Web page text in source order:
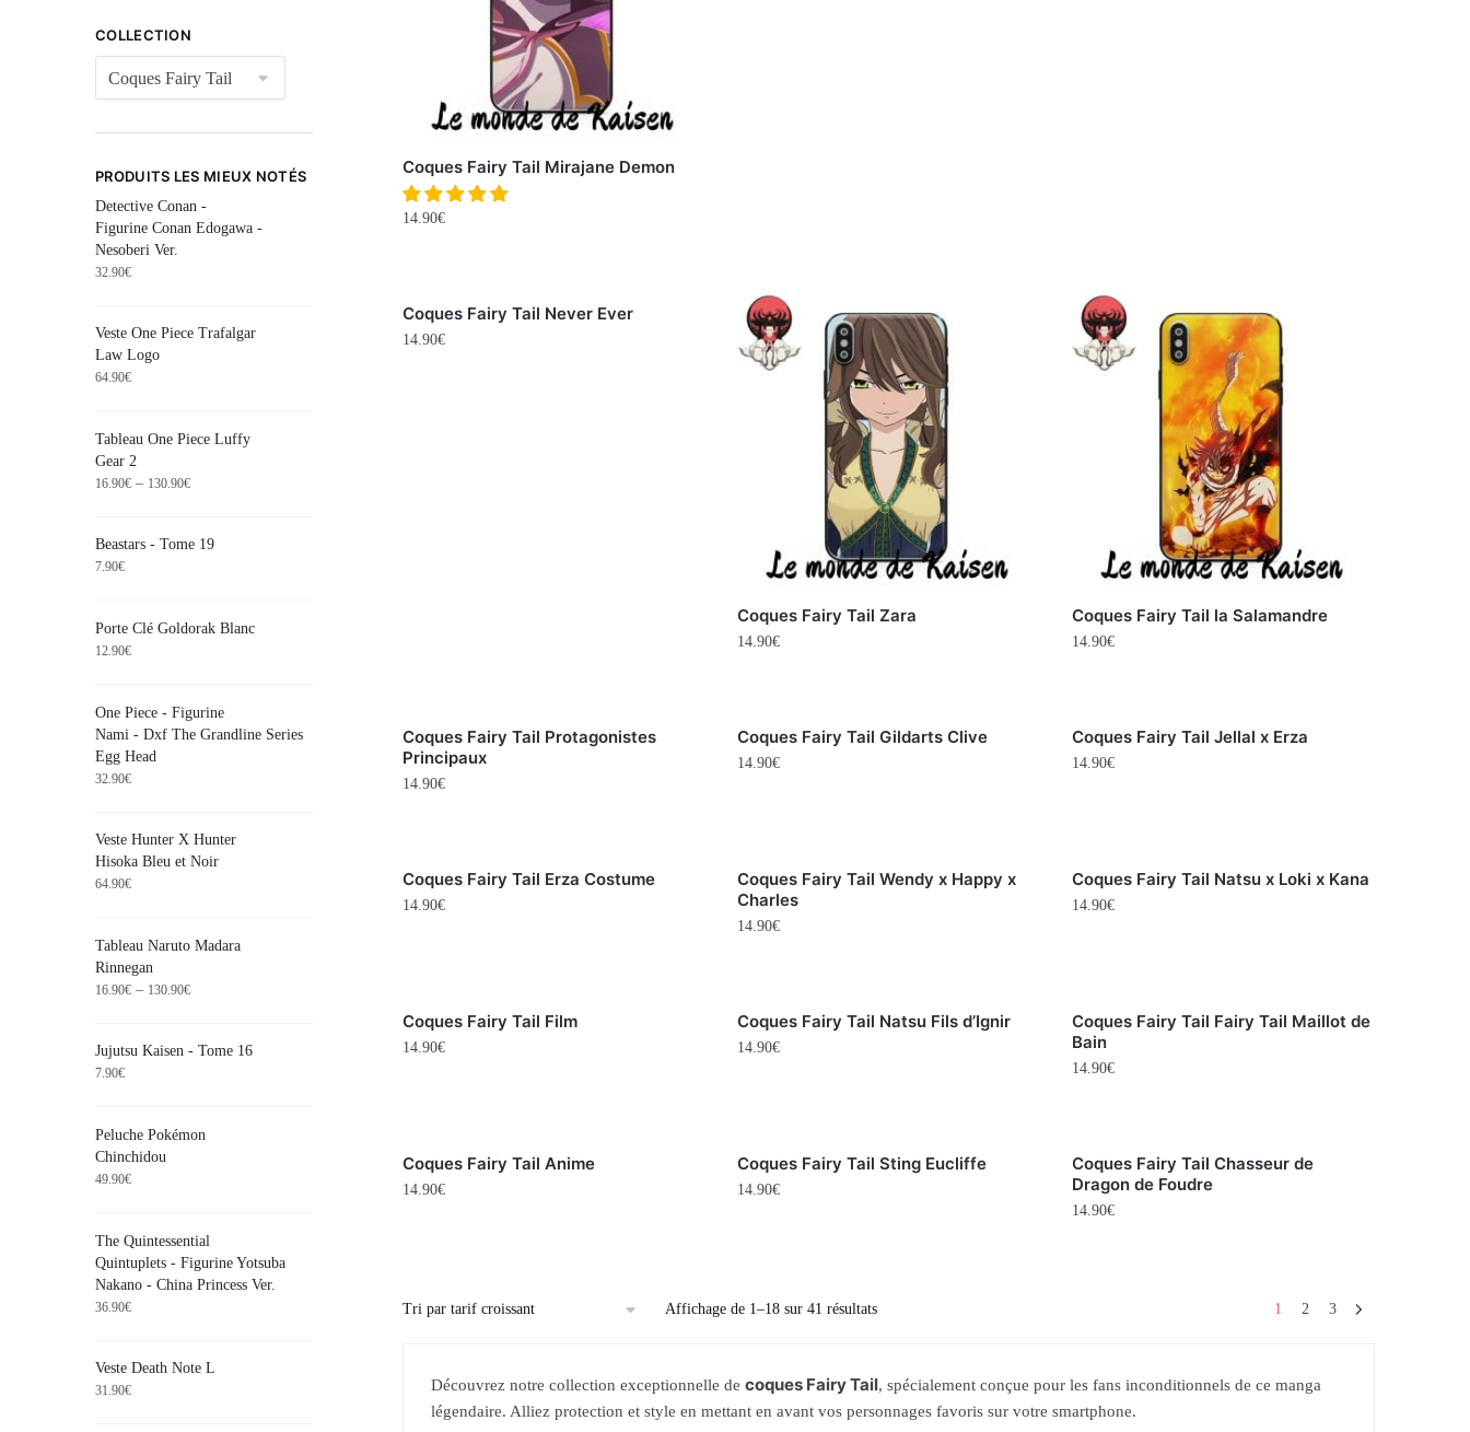
Coques Fairy Tail Mirajane Demon
14.90€
Coques Fairy Tail Never Ever
14.90€
Coques Fairy Tail Zara
14.90€
Coques Fairy Tail la Salamandre
14.90€
Coques Fairy Tail Protagonistes
Principaux
14.90€
Coques Fairy Tail Gildarts Clive
14.90€
Coques Fairy Tail Jellal x Erza
14.90€
Coques Fairy Tail Erza Costume
14.90€
Coques Fairy Tail Wendy x Happy x
Charles
14.90€
Coques Fairy Tail Natsu x Loki x Kana
14.90€
Coques Fairy Tail Film
14.90€
Coques Fairy Tail Natsu Fils d’Ignir
14.90€
Coques Fairy Tail Fairy Tail Maillot de
Bain
14.90€
Coques Fairy Tail Anime
14.90€
Coques Fairy Tail Sting Eucliffe
14.90€
Coques Fairy Tail Chasseur de
Dragon de Foudre
14.90€
Affichage de 1–18 sur 41 résultats 1 2 3
Découvrez notre collection exceptionnelle de coques Fairy Tail, spécialement conçue pour les fans inconditionnels de ce manga
légendaire. Alliez protection et style en mettant en avant vos personnages favoris sur votre smartphone.
COLLECTION
PRODUITS LES MIEUX NOTÉS
Detective Conan -
Figurine Conan Edogawa -
Nesoberi Ver.
32.90€
Veste One Piece Trafalgar
Law Logo
64.90€
Tableau One Piece Luffy
Gear 2
16.90€ – 130.90€
Beastars - Tome 19
7.90€
Porte Clé Goldorak Blanc
12.90€
One Piece - Figurine
Nami - Dxf The Grandline Series
Egg Head
32.90€
Veste Hunter X Hunter
Hisoka Bleu et Noir
64.90€
Tableau Naruto Madara
Rinnegan
16.90€ – 130.90€
Jujutsu Kaisen - Tome 16
7.90€
Peluche Pokémon
Chinchidou
49.90€
The Quintessential
Quintuplets - Figurine Yotsuba
Nakano - China Princess Ver.
36.90€
Veste Death Note L
31.90€